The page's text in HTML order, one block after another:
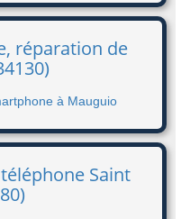
réparation de
à Mauguio
Saint